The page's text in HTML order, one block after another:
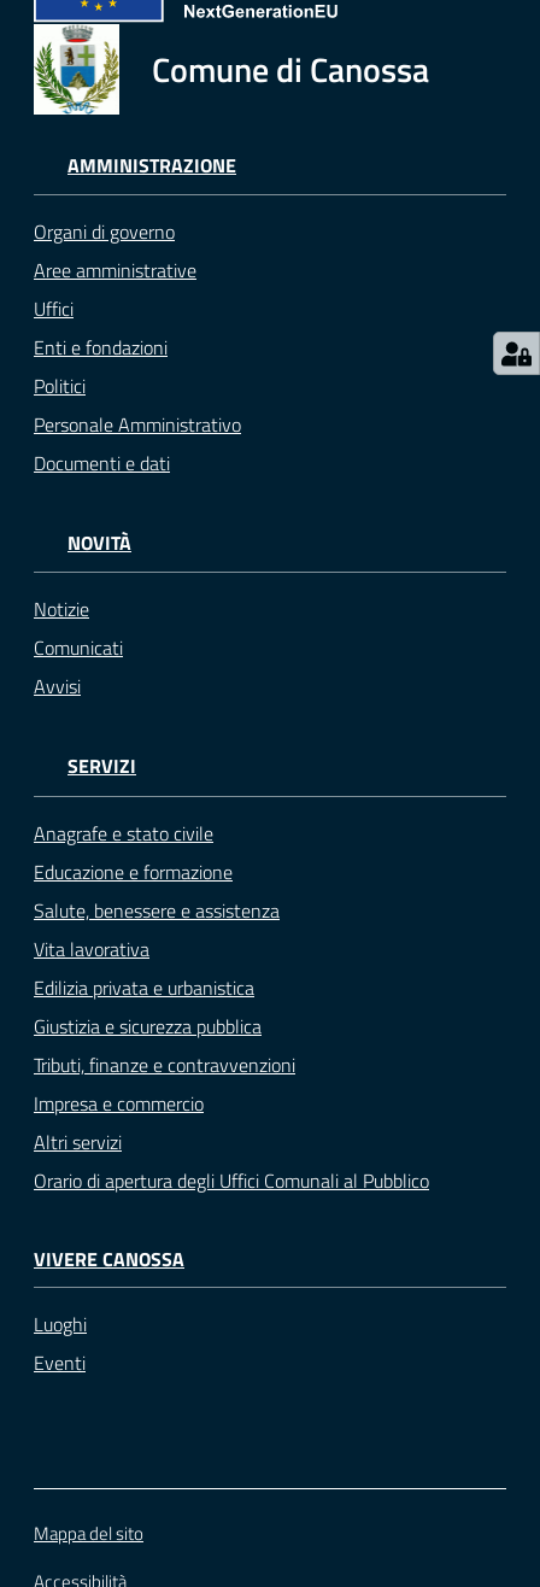
Comune di Canossa
AMMINISTRAZIONE
Organi di governo
Aree amministrative
Uffici
Enti e fondazioni
Politici
Personale Amministrativo
Documenti e dati
NOVITÀ
Notizie
Comunicati
Avvisi
SERVIZI
Anagrafe e stato civile
Educazione e formazione
Salute, benessere e assistenza
Vita lavorativa
Edilizia privata e urbanistica
Giustizia e sicurezza pubblica
Tributi, finanze e contravvenzioni
Impresa e commercio
Altri servizi
Orario di apertura degli Uffici Comunali al Pubblico
VIVERE CANOSSA
Luoghi
Eventi
Mappa del sito